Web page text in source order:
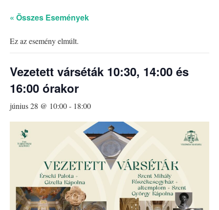
« Összes Események
Ez az esemény elmúlt.
Vezetett várséták 10:30, 14:00 és
16:00 órakor
június 28 @ 10:00- 18:00